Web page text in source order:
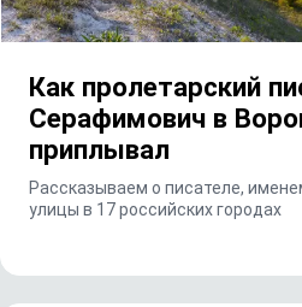
Как пролетарский
Серафимович в
приплывал
Рассказываем о писателе,
улицы в 17 российских городах